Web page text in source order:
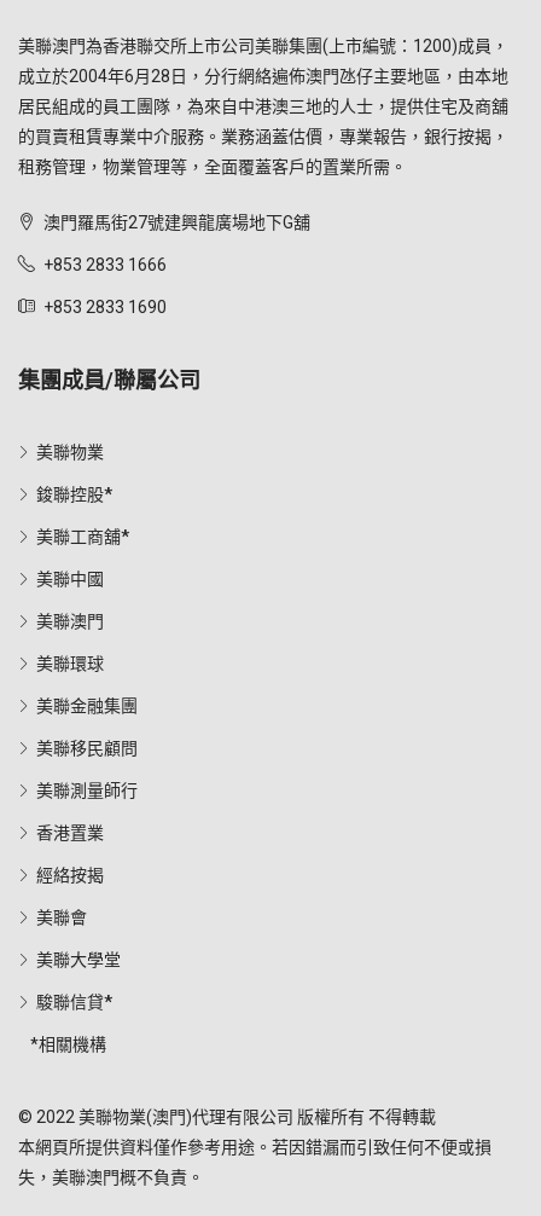
美聯澳門為香港聯交所上市公司美聯集團(上市編號：1200)成員，
成立於2004年6月28日，分行網絡遍佈澳門氹仔主要地區，由本地
居民組成的員工團隊，為來自中港澳三地的人士，提供住宅及商舖
的買賣租賃專業中介服務。業務涵蓋估價，專業報告，銀行按揭，
租務管理，物業管理等，全面覆蓋客戶的置業所需。
澳門羅馬街27號建興龍廣場地下G舖
+853 2833 1666
+853 2833 1690
集團成員/聯屬公司
美聯物業
鋑聯控股*
美聯工商舖*
美聯中國
美聯澳門
美聯環球
美聯金融集團
美聯移民顧問
美聯測量師行
香港置業
經絡按揭
美聯會
美聯大學堂
駿聯信貸*
*相關機構
© 2022 美聯物業(澳門)代理有限公司 版權所有 不得轉載
本網頁所提供資料僅作參考用途。若因錯漏而引致任何不便或損
失，美聯澳門概不負責。